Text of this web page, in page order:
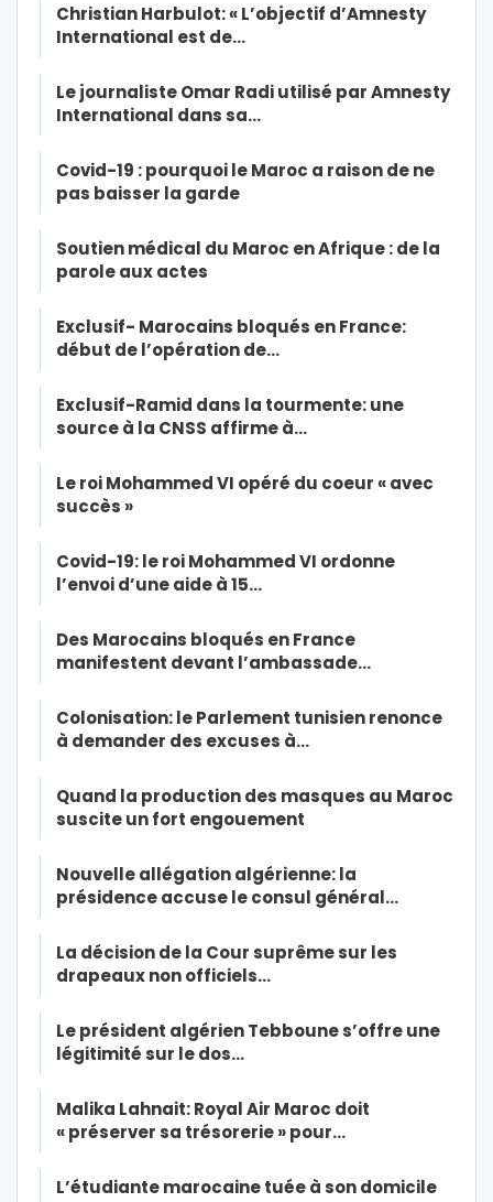
Christian Harbulot: « L’objectif d’Amnesty
International est de…
Le journaliste Omar Radi utilisé par Amnesty
International dans sa…
Covid-19 : pourquoi le Maroc a raison de ne
pas baisser la garde
Soutien médical du Maroc en Afrique : de la
parole aux actes
Exclusif- Marocains bloqués en France:
début de l’opération de…
Exclusif-Ramid dans la tourmente: une
source à la CNSS affirme à…
Le roi Mohammed VI opéré du coeur « avec
succès »
Covid-19: le roi Mohammed VI ordonne
l’envoi d’une aide à 15…
Des Marocains bloqués en France
manifestent devant l’ambassade…
Colonisation: le Parlement tunisien renonce
à demander des excuses à…
Quand la production des masques au Maroc
suscite un fort engouement
Nouvelle allégation algérienne: la
présidence accuse le consul général…
La décision de la Cour suprême sur les
drapeaux non officiels…
Le président algérien Tebboune s’offre une
légitimité sur le dos…
Malika Lahnait: Royal Air Maroc doit
« préserver sa trésorerie » pour…
L’étudiante marocaine tuée à son domicile